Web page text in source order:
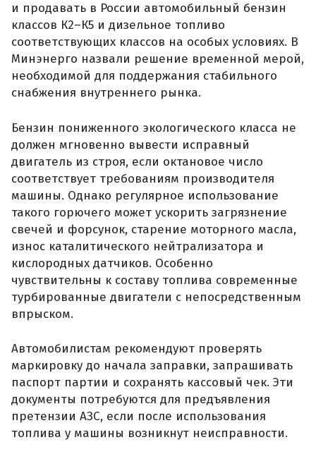
и продавать в России автомобильный бензин
классов К2–К5 и дизельное топливо
соответствующих классов на особых условиях. В
Минэнерго назвали решение временной мерой,
необходимой для поддержания стабильного
снабжения внутреннего рынка.
Бензин пониженного экологического класса не
должен мгновенно вывести исправный
двигатель из строя, если октановое число
соответствует требованиям производителя
машины. Однако регулярное использование
такого горючего может ускорить загрязнение
свечей и форсунок, старение моторного масла,
износ каталитического нейтрализатора и
кислородных датчиков. Особенно
чувствительны к составу топлива современные
турбированные двигатели с непосредственным
впрыском.
Автомобилистам рекомендуют проверять
маркировку до начала заправки, запрашивать
паспорт партии и сохранять кассовый чек. Эти
документы потребуются для предъявления
претензии АЗС, если после использования
топлива у машины возникнут неисправности.